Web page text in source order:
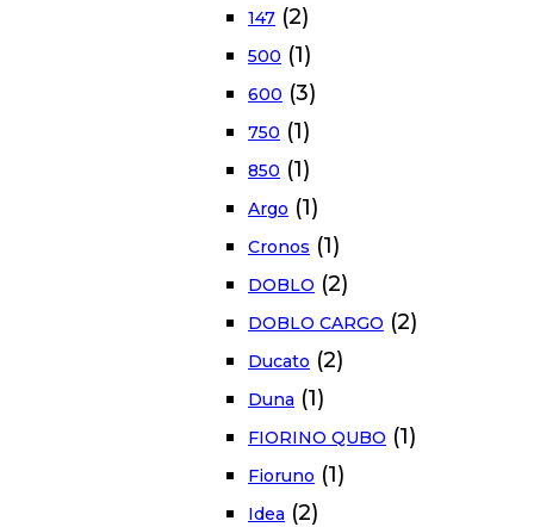
147 (2)
500 (1)
600 (3)
750 (1)
850 (1)
Argo (1)
Cronos (1)
DOBLO (2)
DOBLO CARGO (2)
Ducato (2)
Duna (1)
FIORINO QUBO (1)
Fioruno (1)
Idea (2)